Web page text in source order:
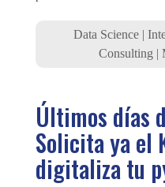
Data Science|
Consulting |
Últimos días
Solicita ya el
digitaliza tu